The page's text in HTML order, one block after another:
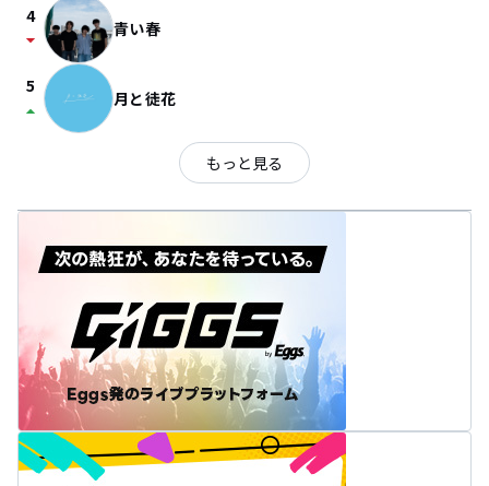
4
arrow_drop_down 青い春
5
arrow_drop_up 月と徒花
もっと見る